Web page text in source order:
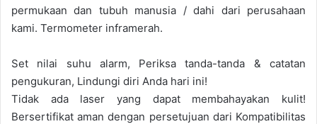
permukaan dan tubuh manusia / dahi dari perusahaan
kami. Termometer inframerah.
Set nilai suhu alarm, Periksa tanda-tanda & catatan
pengukuran, Lindungi diri Anda hari ini!
Tidak ada laser yang dapat membahayakan kulit!
Bersertifikat aman dengan persetujuan dari Kompatibilitas